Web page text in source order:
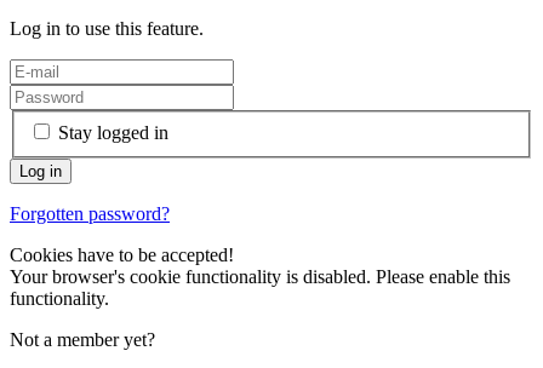
Log in to use this feature.
Stay logged in
Forgotten password?
Cookies have to be accepted!
Your browser's cookie functionality is disabled. Please enable this
functionality.
Not a member yet?